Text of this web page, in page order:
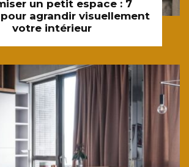
un petit espace : 7
agrandir visuellement
votre intérieur